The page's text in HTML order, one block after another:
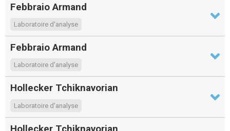
Febbraio Armand
Laboratoire d'analyse
Febbraio Armand
Laboratoire d'analyse
Hollecker Tchiknavorian
Laboratoire d'analyse
Hollecker Tchiknavorian